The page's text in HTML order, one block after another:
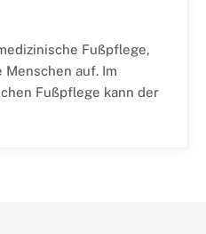
Fußpflege,
auf. Im
Fußpflege kann der